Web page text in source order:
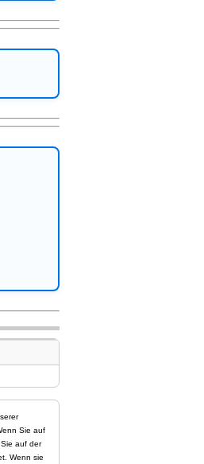
Sie auf
auf der
Wenn sie